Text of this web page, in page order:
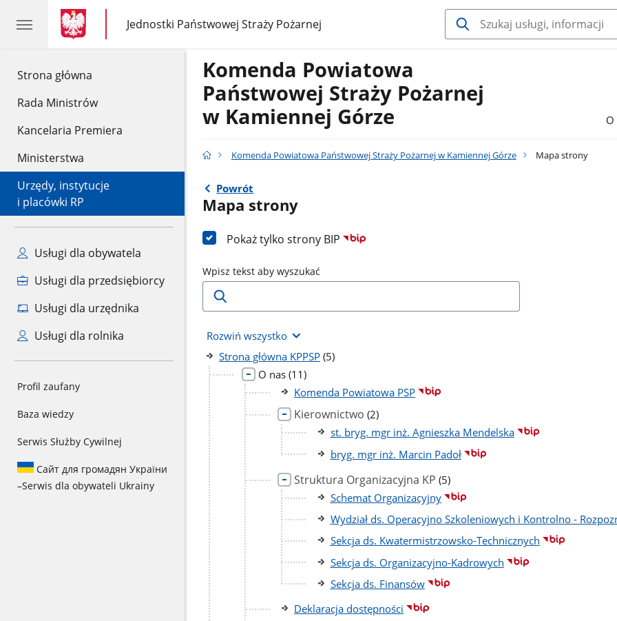
Strona główna
Rada Ministrów
Kancelaria Premiera
Ministerstwa
Urzędy, instytucje
i placówki RP
Usługi dla obywatela
Usługi dla przedsiębiorcy
Usługi dla urzędnika
Usługi dla rolnika
Profil zaufany
Baza wiedzy
Serwis Służby Cywilnej
Сайт для громадян України
–Serwis dla obywateli Ukrainy
gov.pl
gov.pl
Jednostki Państwowej Straży Pożarnej
gov.pl
Jednostki
Państwowej
Komenda Powiatowa
Państwowej Straży Pożarnej
w Kamiennej Górze
O
Komenda Powiatowa Państwowej Straży Pożarnej w Kamiennej Górze Mapa strony
Powrót
Mapa strony
Pokaż tylko strony BIP
Wpisz tekst aby wyszukać
Rozwiń wszystko
Strona główna KPPSP liczba
(5)
O nas liczba
podstron
(11)
Komenda Powiatowa PSP
Kierownictwo liczba
podstron
(2)
st. bryg. mgr inż. Agnieszka Mendelska
bryg. mgr inż. Marcin Padoł
Struktura Organizacyjna KP liczba
podstron
(5)
Schemat Organizacyjny
Wydział ds. Operacyjno Szkoleniowych i Kontrolno -
Sekcja ds. Kwatermistrzowsko-Technicznych
Sekcja ds. Organizacyjno-Kadrowych
Sekcja ds. Finansów
Deklaracja dostępności